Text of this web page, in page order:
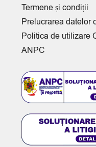
Termene și condiții
Prelucrarea datelor
Politica de utilizare
ANPC